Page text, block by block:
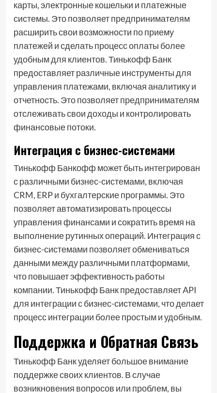
карты, электронные кошельки и платежные
системы. Это позволяет предпринимателям
расширить свои возможности по приему
платежей и сделать процесс оплаты более
удобным для клиентов. Тинькофф Банк
предоставляет различные инструменты для
управления платежами, включая аналитику и
отчетность. Это позволяет предпринимателям
отслеживать свои доходы и контролировать
финансовые потоки.
Интеграция с бизнес-системами
Тинькофф Банкофф может быть интегрирован
с различными бизнес-системами, включая
CRM, ERP и бухгалтерские программы. Это
позволяет автоматизировать процессы
управления финансами и сократить время на
выполнение рутинных операций. Интеграция с
бизнес-системами позволяет обмениваться
данными между различными платформами,
что повышает эффективность работы
компании. Тинькофф Банк предоставляет API
для интеграции с бизнес-системами, что делает
процесс интеграции более простым и удобным.
Поддержка и Обратная Связь
Тинькофф Банк уделяет большое внимание
поддержке своих клиентов. В случае
возникновения вопросов или проблем, вы